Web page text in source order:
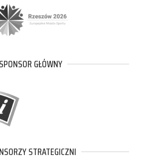
SPONSOR GŁÓWNY
STRATEGICZNI